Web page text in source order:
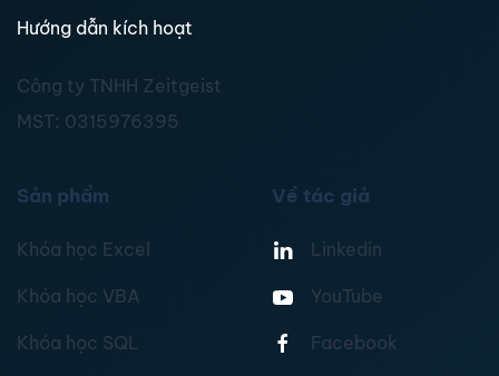
Hướng dẫn kích hoạt
Công ty TNHH Zeitgeist
MST: 0315976395
Sản phẩm
Khóa học Excel
Khóa học VBA
Khóa học SQL
Về tác giả
Linkedin
YouTube
Facebook